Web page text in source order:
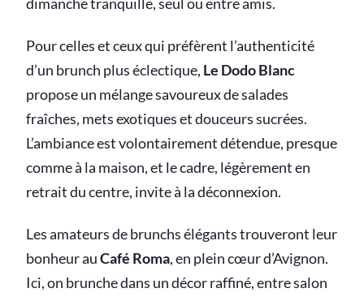
Pour celles et ceux qui préfèrent l’authenticité
d’un brunch plus éclectique, Le Dodo Blanc
propose un mélange savoureux de salades
fraîches, mets exotiques et douceurs sucrées.
L’ambiance est volontairement détendue, presque
comme à la maison, et le cadre, légèrement en
retrait du centre, invite à la déconnexion.
Les amateurs de brunchs élégants trouveront leur
bonheur auCafé Roma, en plein cœur d’Avignon.
Ici, on brunche dans un décor raffiné, entre salon